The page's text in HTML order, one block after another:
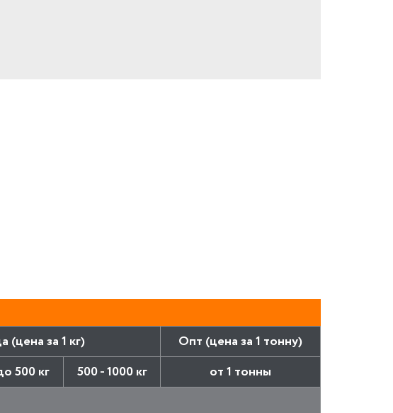
(цена за 1 кг)
Опт (цена за 1 тонну)
500 кг 500 - 1000 кг
от 1 тонны